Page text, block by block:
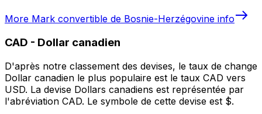
More Mark convertible de Bosnie-Herzégovine info
CAD - Dollar canadien
D'après notre classement des devises, le taux de change
Dollar canadien le plus populaire est le taux CAD vers
USD. La devise Dollars canadiens est représentée par
l'abréviation CAD. Le symbole de cette devise est $.